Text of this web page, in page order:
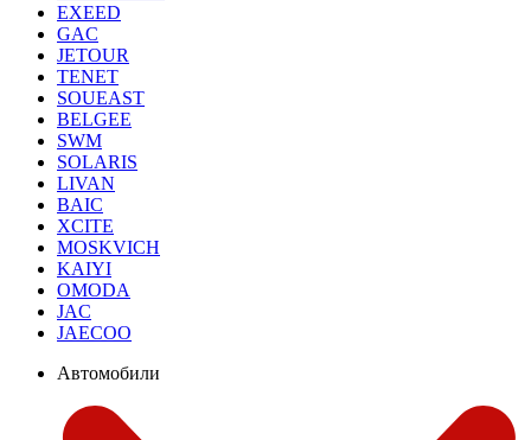
EXEED
GAC
JETOUR
TENET
SOUEAST
BELGEE
SWM
SOLARIS
LIVAN
BAIC
XCITE
MOSKVICH
KAIYI
OMODA
JAC
JAECOO
Автомобили